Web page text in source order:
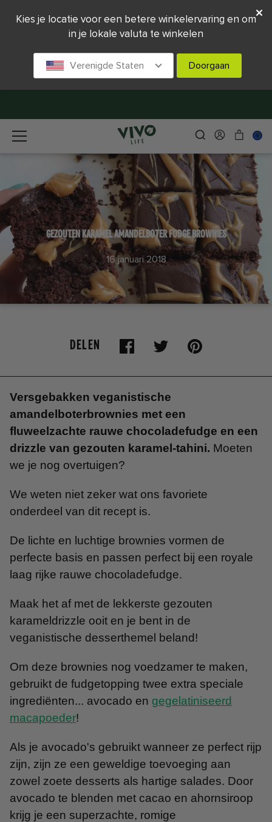
GEZOUTEN KARAMEL AMANDELBOTER FUDGE BROWNIES
16 januari 2018
DELEN
Versgebakken veganistische
amandelboterbrownies met een
fluweelzachte rauwe chocoladefudge en een
drizzle van gezouten karamel-tahini. Moeten
we je nog overtuigen?
We weten niet zeker wat ons favoriete
onderdeel van dit recept is.
De lichte en luchtige brownies vormen de
perfecte basis en passen perfect bij een royale
laag rijke rauwe chocoladefudge.
Maak het af met de lekkerste gezouten
karameldrizzle ooit en je bent in de
veganistische desserthemel beland!
Om deze brownies nog voedzamer te maken,
gebruikt de fudgetopping twee extra speciale
ingrediënten... avocado en gegelatiniseerd
macapoeder!
Als je avocado's gebruikt wanneer ze perfect rijp
zijn, zijn ze een geweldige toevoeging aan
zowel zoete desserts als hartige salades. Door
avocado te blenden met cacao en ahornsiroop
krijg je een superzachte, romige
Kies je locatie voor een betere winkelervaring en om
in je lokale valuta te winkelen
Verenigde Staten Doorgaan